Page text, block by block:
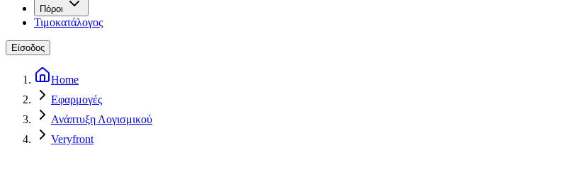
Πόροι
Τιμοκατάλογος
Είσοδος
Home
Εφαρμογές
Ανάπτυξη Λογισμικού
Veryfront